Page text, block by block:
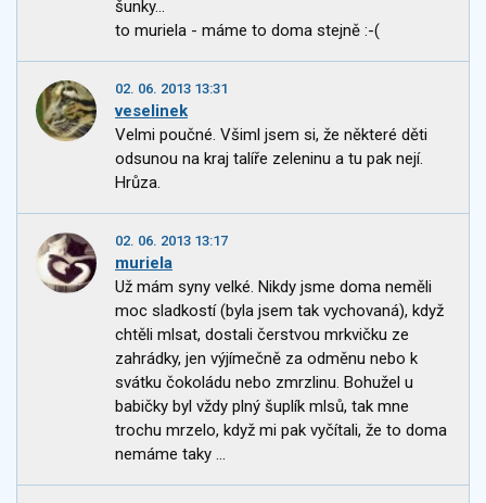
šunky...
to muriela - máme to doma stejně :-(
02. 06. 2013 13:31
veselinek
Velmi poučné. Všiml jsem si, že některé děti
odsunou na kraj talíře zeleninu a tu pak nejí.
Hrůza.
02. 06. 2013 13:17
muriela
Už mám syny velké. Nikdy jsme doma neměli
moc sladkostí (byla jsem tak vychovaná), když
chtěli mlsat, dostali čerstvou mrkvičku ze
zahrádky, jen výjímečně za odměnu nebo k
svátku čokoládu nebo zmrzlinu. Bohužel u
babičky byl vždy plný šuplík mlsů, tak mne
trochu mrzelo, když mi pak vyčítali, že to doma
nemáme taky ...